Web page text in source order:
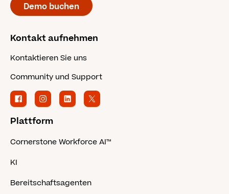
Demo buchen
Kontakt aufnehmen
Kontaktieren Sie uns
Community und Support
Plattform
Cornerstone Workforce AI™
KI
Bereitschaftsagenten